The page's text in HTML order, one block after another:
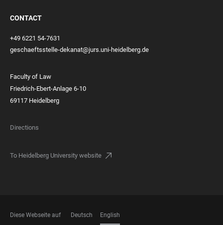
CONTACT
+49 6221 54-7631
geschaeftsstelle-dekanat@jurs.uni-heidelberg.de
Faculty of Law
Friedrich-Ebert-Anlage 6-10
69117 Heidelberg
Directions
To Heidelberg University website
Diese Webseite auf Deutsch English